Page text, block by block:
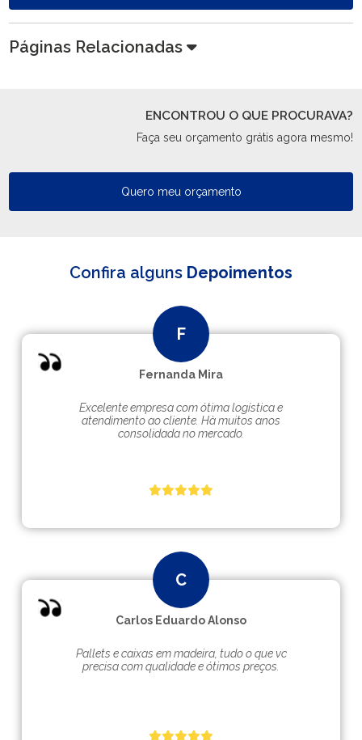
Páginas Relacionadas
ENCONTROU O QUE PROCURAVA?
Faça seu orçamento grátis agora mesmo!
Quero meu orçamento
Confira alguns Depoimentos
Fernanda Mira
Excelente empresa com ótima logística e
atendimento ao cliente. Hà muitos anos
consolidada no mercado.
Carlos Eduardo Alonso
Pallets e caixas em madeira, tudo o que vc
precisa com qualidade e ótimos preços.